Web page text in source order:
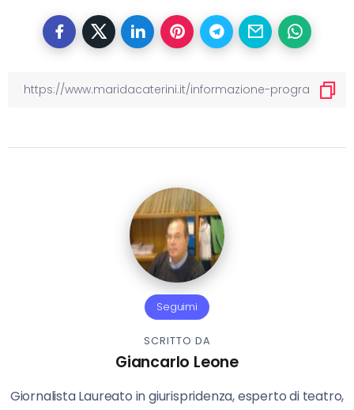
Seguimi
SCRITTO DA
Giancarlo Leone
Giornalista Laureato in giurispridenza, esperto di teatro,